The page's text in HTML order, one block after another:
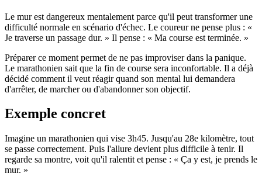
Le mur est dangereux mentalement parce qu'il peut transformer une
difficulté normale en scénario d'échec. Le coureur ne pense plus : «
Je traverse un passage dur. » Il pense : « Ma course est terminée. »
Préparer ce moment permet de ne pas improviser dans la panique.
Le marathonien sait que la fin de course sera inconfortable. Il a déjà
décidé comment il veut réagir quand son mental lui demandera
d'arrêter, de marcher ou d'abandonner son objectif.
Exemple concret
Imagine un marathonien qui vise 3h45. Jusqu'au 28e kilomètre, tout
se passe correctement. Puis l'allure devient plus difficile à tenir. Il
regarde sa montre, voit qu'il ralentit et pense : « Ça y est, je prends le
mur. »